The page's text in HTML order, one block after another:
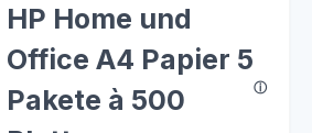
HP Home und
Office A4 Papier 5
Pakete à 500